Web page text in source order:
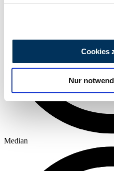
analysieren. Außerdem
Verwendung unserer
soziale Medien, Werbung
Partner führen diese
weiteren Daten zusammen,
haben oder die sie im
gesammelt haben.
Cookies
Nur
Median